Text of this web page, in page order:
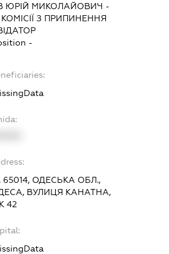
ЮРІЙ МИКОЛАЙОВИЧ -
З ПРИПИНЕННЯ
-
65014, ОДЕСЬКА ОБЛ.,
ВУЛИЦЯ КАНАТНА,
42